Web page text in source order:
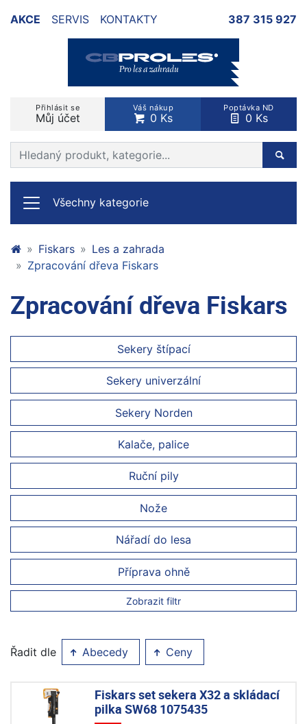
AKCE SERVIS KONTAKTY 387 315 927
Přihlásit se
Můj účet
Váš nákup
0 Ks
Poptávka ND
0 Ks
Prohledat web
Všechny kategorie
Fiskars
Les a zahrada
Zpracování dřeva Fiskars
Zpracování dřeva Fiskars
Sekery štípací
Sekery univerzální
Sekery Norden
Kalače, palice
Ruční pily
Nože
Nářadí do lesa
Příprava ohně
Zobrazit filtr
Řadit dle Abecedy Ceny
Fiskars set sekera X32 a skládací
pilka SW68 1075435